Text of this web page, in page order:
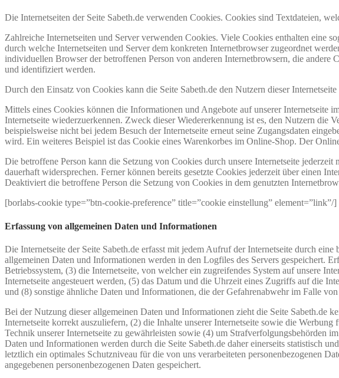
Die Internetseiten der Seite Sabeth.de verwenden Cookies. Cookies sind Textdateien,
Zahlreiche Internetseiten und Server verwenden Cookies. Viele Cookies enthalten eine
durch welche Internetseiten und Server dem konkreten Internetbrowser zugeordnet
individuellen Browser der betroffenen Person von anderen Internetbrowsern, die
und identifiziert werden.
Durch den Einsatz von Cookies kann die Seite Sabeth.de den Nutzern dieser
Mittels eines Cookies können die Informationen und Angebote auf unserer Internetseite
Internetseite wiederzuerkennen. Zweck dieser Wiedererkennung ist es, den Nutzern die
beispielsweise nicht bei jedem Besuch der Internetseite erneut seine Zugangsdaten
wird. Ein weiteres Beispiel ist das Cookie eines Warenkorbes im Online-Shop. Der
Die betroffene Person kann die Setzung von Cookies durch unsere Internetseite
dauerhaft widersprechen. Ferner können bereits gesetzte Cookies jederzeit über einen
Deaktiviert die betroffene Person die Setzung von Cookies in dem genutzten
[borlabs-cookie type=”btn-cookie-preference” title=”cookie einstellung” element=”link”/]
Erfassung von allgemeinen Daten und Informationen
Die Internetseite der Seite Sabeth.de erfasst mit jedem Aufruf der Internetseite durch
allgemeinen Daten und Informationen werden in den Logfiles des Servers gespeichert.
Betriebssystem, (3) die Internetseite, von welcher ein zugreifendes System auf unsere
Internetseite angesteuert werden, (5) das Datum und die Uhrzeit eines Zugriffs auf die
und (8) sonstige ähnliche Daten und Informationen, die der Gefahrenabwehr im Falle
Bei der Nutzung dieser allgemeinen Daten und Informationen zieht die Seite Sabeth.de
Internetseite korrekt auszuliefern, (2) die Inhalte unserer Internetseite sowie die
Technik unserer Internetseite zu gewährleisten sowie (4) um Strafverfolgungsbehörden
Daten und Informationen werden durch die Seite Sabeth.de daher einerseits statistisch
letztlich ein optimales Schutzniveau für die von uns verarbeiteten personenbezogenen
angegebenen personenbezogenen Daten gespeichert.